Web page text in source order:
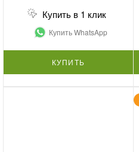
Купить в 1 клик
Купить WhatsApp
КУПИТЬ